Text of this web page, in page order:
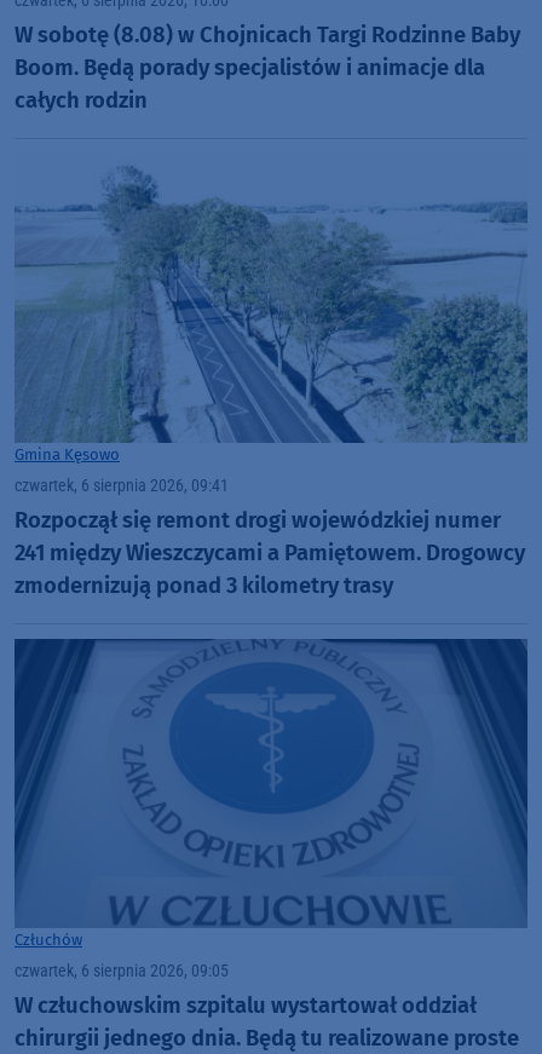
W sobotę (8.08) w Chojnicach Targi Rodzinne Baby
Boom. Będą porady specjalistów i animacje dla
całych rodzin
Gmina Kęsowo
czwartek, 6 sierpnia 2026, 09:41
Rozpoczął się remont drogi wojewódzkiej numer
241 między Wieszczycami a Pamiętowem. Drogowcy
zmodernizują ponad 3 kilometry trasy
Człuchów
czwartek, 6 sierpnia 2026, 09:05
W człuchowskim szpitalu wystartował oddział
chirurgii jednego dnia. Będą tu realizowane proste